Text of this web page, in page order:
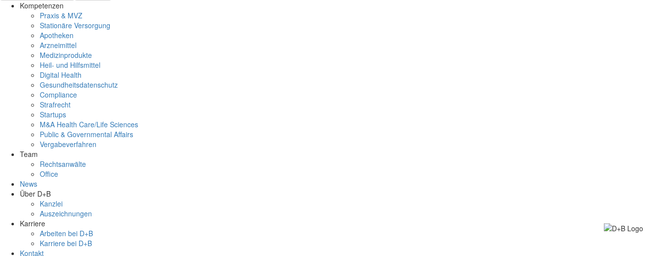
Kompetenzen
Praxis & MVZ
Stationäre Versorgung
Apotheken
Arzneimittel
Medizinprodukte
Heil- und Hilfsmittel
Digital Health
Gesundheitsdatenschutz
Compliance
Strafrecht
Startups
M&A Health Care/Life Sciences
Public & Governmental Affairs
Vergabeverfahren
Team
Rechtsanwälte
Office
News
Über D+B
Kanzlei
Auszeichnungen
Karriere
Arbeiten bei D+B
Karriere bei D+B
Kontakt